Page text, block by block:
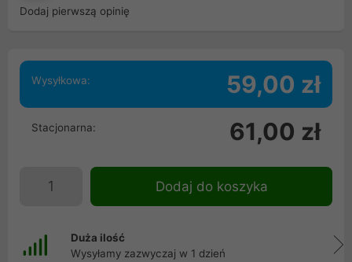
Dodaj pierwszą opinię
Wysyłkowa: 59,00 zł
Stacjonarna: 61,00 zł
Dodaj do koszyka
Duża ilość
Wysyłamy zazwyczaj w 1 dzień